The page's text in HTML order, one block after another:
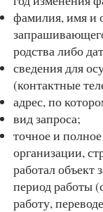
фамилия, имя и
родства либо
сведения для
(контактные
адрес, по
вид запроса;
точное и
организации,
работал объект
период работы
работу,